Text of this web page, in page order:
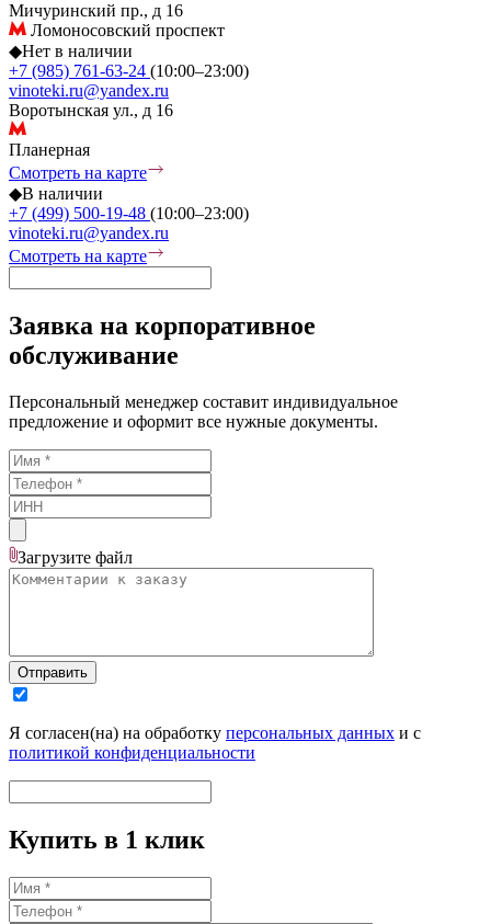
Мичуринский пр., д 16
Ломоносовский проспект
◆Нет в наличии
+7 (985) 761-63-24 (10:00–23:00)
vinoteki.ru@yandex.ru
Воротынская ул., д 16
Планерная
Смотреть на карте
◆В наличии
+7 (499) 500-19-48 (10:00–23:00)
vinoteki.ru@yandex.ru
Смотреть на карте
Заявка на корпоративное
обслуживание
Персональный менеджер составит индивидуальное
предложение и оформит все нужные документы.
Загрузите файл
Отправить
Я согласен(на) на обработку персональных данных и с
политикой конфиденциальности
Купить в 1 клик